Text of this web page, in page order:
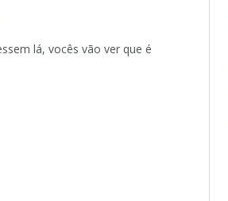
lá, vocês vão ver que é